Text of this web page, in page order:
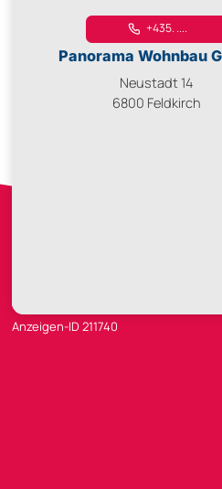
+435. ....
Panorama Wohnbau
Neustadt 14
6800 Feldkirch
Anzeigen-ID 211740